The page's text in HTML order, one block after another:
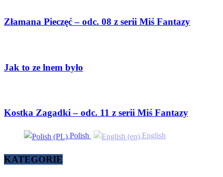
Złamana Pieczęć – odc. 08 z serii Miś Fantazy
Jak to ze lnem było
Kostka Zagadki – odc. 11 z serii Miś Fantazy
Polish English
KATEGORIE